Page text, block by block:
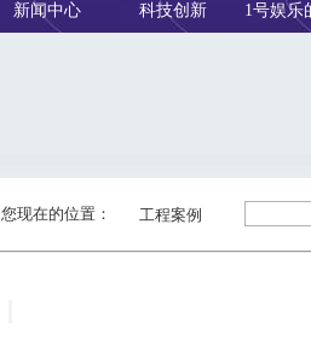
新闻中心 科技创新 1号娱乐
您现在的位置： 工程案例